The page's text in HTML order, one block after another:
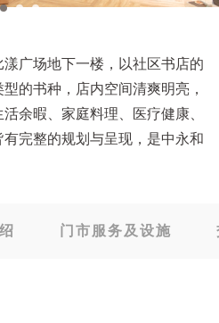
广场地下一楼，以社区书店的
的书种，店内空间清爽明亮，
余暇、家庭料理、医疗健康、
完整的规划与呈现，是中永和
门市服务及设施